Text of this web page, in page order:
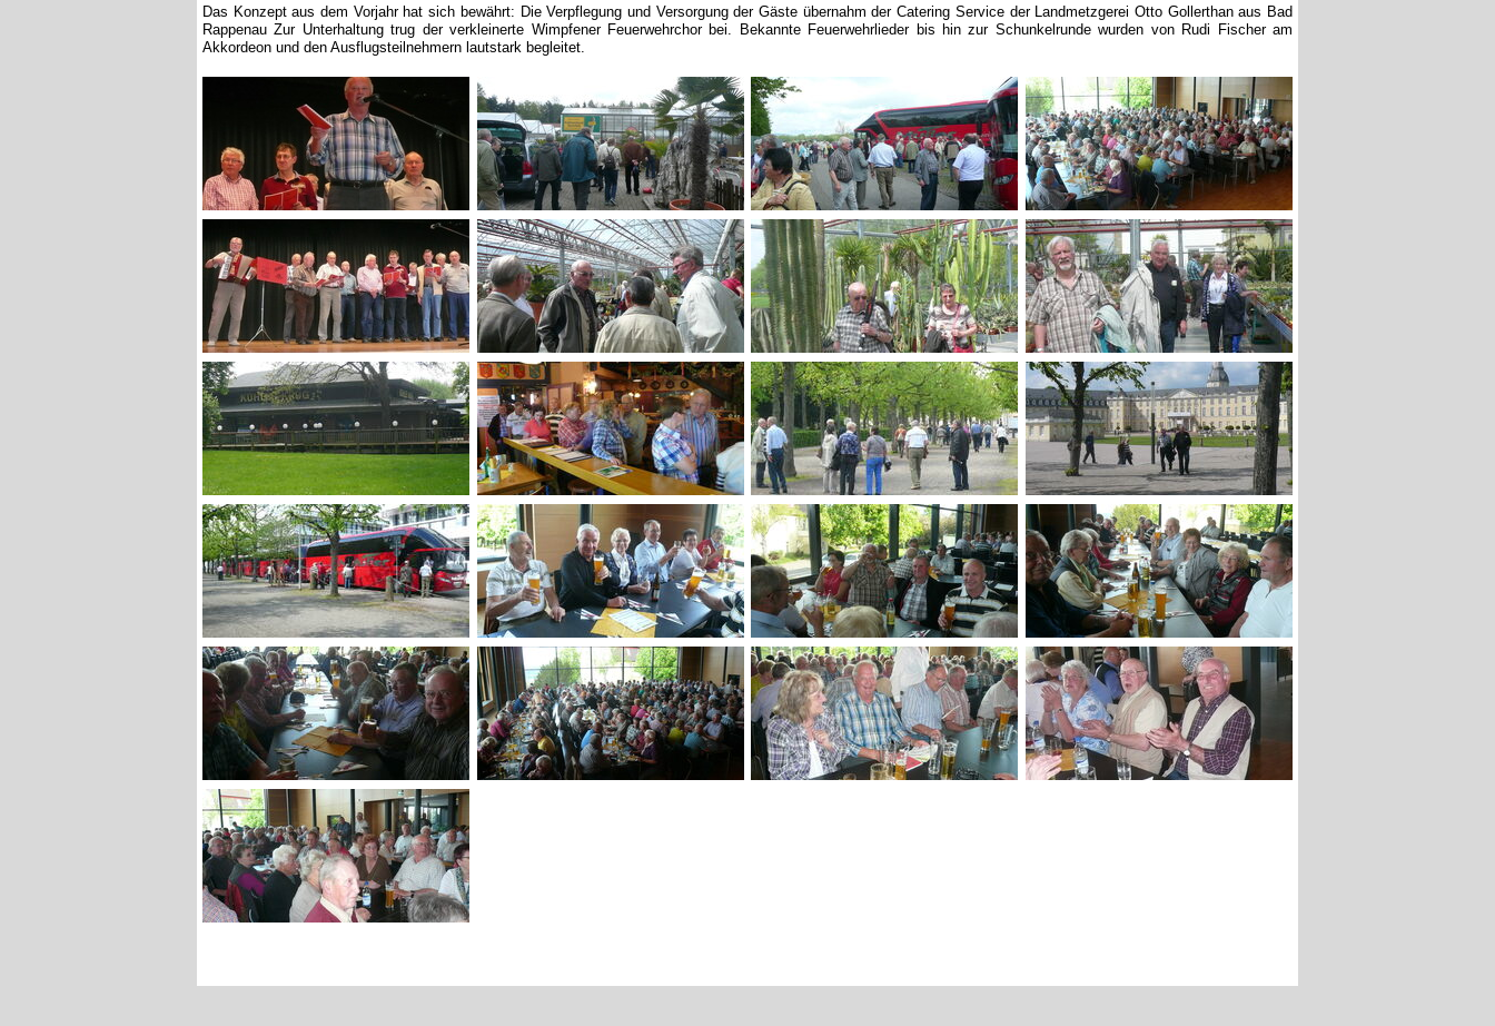
Das Konzept aus dem Vorjahr hat sich bewährt: Die Verpflegung und Versorgung der Gäste übernahm der Catering Service der Landmetzgerei Otto Gollerthan aus Bad
Rappenau Zur Unterhaltung trug der verkleinerte Wimpfener Feuerwehrchor bei. Bekannte Feuerwehrlieder bis hin zur Schunkelrunde wurden von Rudi Fischer am
Akkordeon und den Ausflugsteilnehmern lautstark begleitet.